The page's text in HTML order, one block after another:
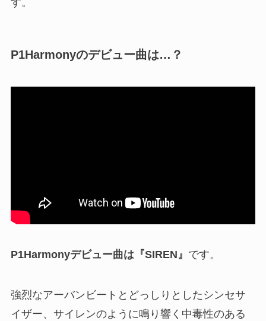
す。
P1Harmonyのデビュー曲は…？
P1Harmonyデビュー曲は『SIREN』 です。
強烈なアーバンビートとどっしりとしたシンセサ
イザー、サイレンのように鳴り響く中毒性のある